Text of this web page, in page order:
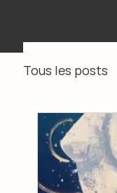
Tous les posts